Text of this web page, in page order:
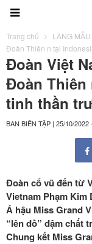
Trang chủ LÀNG MẪU
Đoàn Thiên n tại
Đoàn Việt
Đoàn Thiên
tinh thần
BAN BIÊN TẬP | 25/10/2022
Đoàn cổ vũ đến từ
Vietnam Phạm Kim
Á hậu Miss Grand
“lên đồ” đậm chất
Chung kết Miss